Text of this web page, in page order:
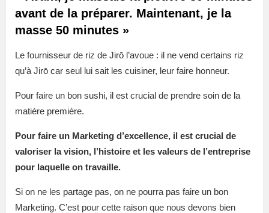
avant de la préparer. Maintenant, je la
masse 50 minutes »
Le fournisseur de riz de Jirō l’avoue : il ne vend certains riz
qu’à Jirō car seul lui sait les cuisiner, leur faire honneur.
Pour faire un bon sushi, il est crucial de prendre soin de la
matière première.
Pour faire un Marketing d’excellence, il est crucial de
valoriser la vision, l’histoire et les valeurs de l’entreprise
pour laquelle on travaille.
Si on ne les partage pas, on ne pourra pas faire un bon
Marketing. C’est pour cette raison que nous devons bien